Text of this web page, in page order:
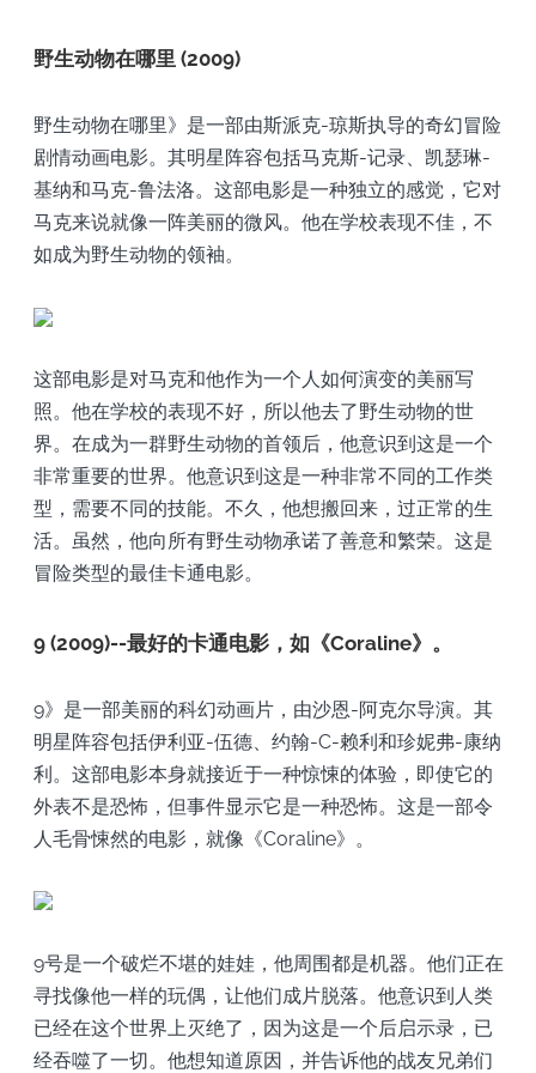
野生动物在哪里 (2009)
野生动物在哪里》是一部由斯派克-琼斯执导的奇幻冒险
剧情动画电影。其明星阵容包括马克斯-记录、凯瑟琳-
基纳和马克-鲁法洛。这部电影是一种独立的感觉，它对
马克来说就像一阵美丽的微风。他在学校表现不佳，不
如成为野生动物的领袖。
这部电影是对马克和他作为一个人如何演变的美丽写
照。他在学校的表现不好，所以他去了野生动物的世
界。在成为一群野生动物的首领后，他意识到这是一个
非常重要的世界。他意识到这是一种非常不同的工作类
型，需要不同的技能。不久，他想搬回来，过正常的生
活。虽然，他向所有野生动物承诺了善意和繁荣。这是
冒险类型的最佳卡通电影。
9 (2009)--最好的卡通电影，如《Coraline》。
9》是一部美丽的科幻动画片，由沙恩-阿克尔导演。其
明星阵容包括伊利亚-伍德、约翰-C-赖利和珍妮弗-康纳
利。这部电影本身就接近于一种惊悚的体验，即使它的
外表不是恐怖，但事件显示它是一种恐怖。这是一部令
人毛骨悚然的电影，就像《Coraline》。
9号是一个破烂不堪的娃娃，他周围都是机器。他们正在
寻找像他一样的玩偶，让他们成片脱落。他意识到人类
已经在这个世界上灭绝了，因为这是一个后启示录，已
经吞噬了一切。他想知道原因，并告诉他的战友兄弟们